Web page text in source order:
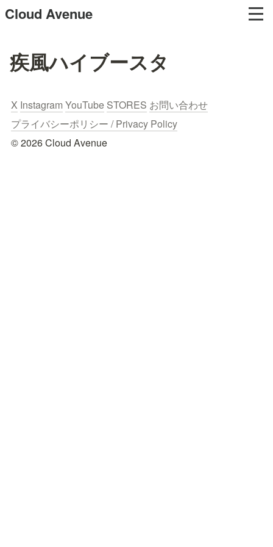
Cloud Avenue
疾風ハイブースタ
X Instagram YouTube STORES お問い合わせ
プライバシーポリシー / Privacy Policy
© 2026 Cloud Avenue